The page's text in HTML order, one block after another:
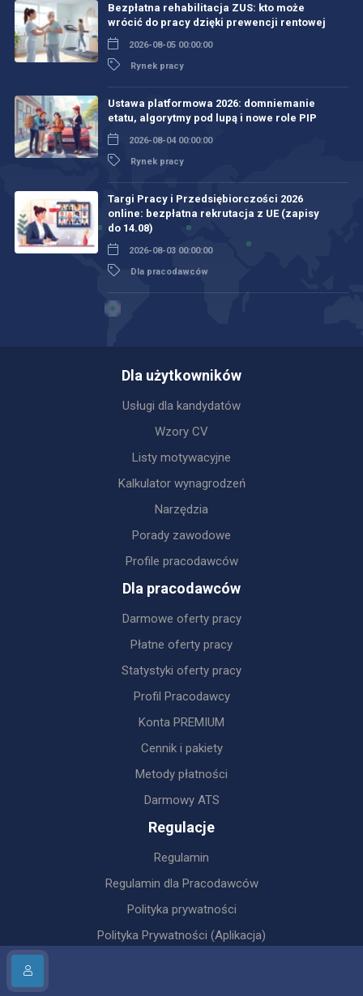
Bezpłatna rehabilitacja ZUS: kto może
wrócić do pracy dzięki prewencji rentowej
2026-08-05 00:00:00
Rynek pracy
Ustawa platformowa 2026: domniemanie
etatu, algorytmy pod lupą i nowe role PIP
2026-08-04 00:00:00
Rynek pracy
Targi Pracy i Przedsiębiorczości 2026
online: bezpłatna rekrutacja z UE (zapisy
do 14.08)
2026-08-03 00:00:00
Dla pracodawców
Dla użytkowników
Usługi dla kandydatów
Wzory CV
Listy motywacyjne
Kalkulator wynagrodzeń
Narzędzia
Porady zawodowe
Profile pracodawców
Dla pracodawców
Darmowe oferty pracy
Płatne oferty pracy
Statystyki oferty pracy
Profil Pracodawcy
Konta PREMIUM
Cennik i pakiety
Metody płatności
Darmowy ATS
Regulacje
Regulamin
Regulamin dla Pracodawców
Polityka prywatności
Polityka Prywatności (Aplikacja)